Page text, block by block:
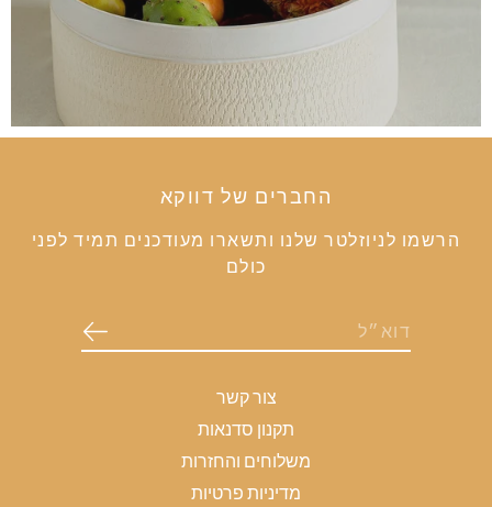
החברים של דווקא
הרשמו לניוזלטר שלנו ותשארו מעודכנים תמיד לפני
כולם
צור קשר
תקנון סדנאות
משלוחים והחזרות
מדיניות פרטיות